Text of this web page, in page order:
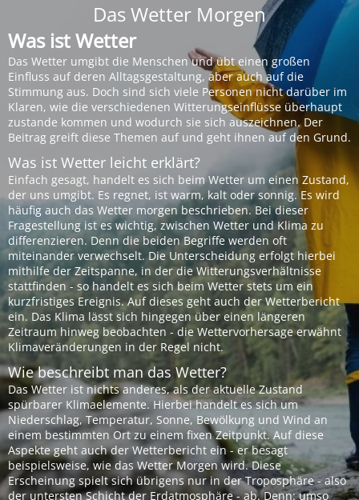
Das Wetter Morgen
Was ist Wetter
Das Wetter umgibt die Menschen und übt einen großen
Einfluss auf deren Alltagsgestaltung, aber auch auf die
Stimmung aus. Doch sind sich viele Personen nicht darüber im
Klaren, wie die verschiedenen Witterungseinflüsse überhaupt
zustande kommen und wodurch sie sich auszeichnen. Der
Beitrag greift diese Themen auf und geht ihnen auf den Grund.
Was ist Wetter leicht erklärt?
Einfach gesagt, handelt es sich beim Wetter um einen Zustand,
der uns umgibt. Es regnet, ist warm, kalt oder sonnig. Es wird
häufig auch das Wetter morgen beschrieben. Bei dieser
Fragestellung ist es wichtig, zwischen Wetter und Klima zu
differenzieren. Denn die beiden Begriffe werden oft
miteinander verwechselt. Die Unterscheidung erfolgt hierbei
mithilfe der Zeitspanne, in der die Witterungsverhältnisse
stattfinden - so handelt es sich beim Wetter stets um ein
kurzfristiges Ereignis. Auf dieses geht auch der Wetterbericht
ein. Das Klima lässt sich hingegen über einen längeren
Zeitraum hinweg beobachten - die Wettervorhersage erwähnt
Klimaveränderungen in der Regel nicht.
Wie beschreibt man das Wetter?
Das Wetter ist nichts anderes, als der aktuelle Zustand
spürbarer Klimaelemente. Hierbei handelt es sich um
Niederschlag, Temperatur, Sonne, Bewölkung und Wind an
einem bestimmten Ort zu einem fixen Zeitpunkt. Auf diese
Aspekte geht auch der Wetterbericht ein - er besagt
beispielsweise, wie das Wetter Morgen wird. Diese
Erscheinung spielt sich übrigens nur in der Troposphäre - also
der untersten Schicht der Erdatmosphäre - ab. Denn: umso